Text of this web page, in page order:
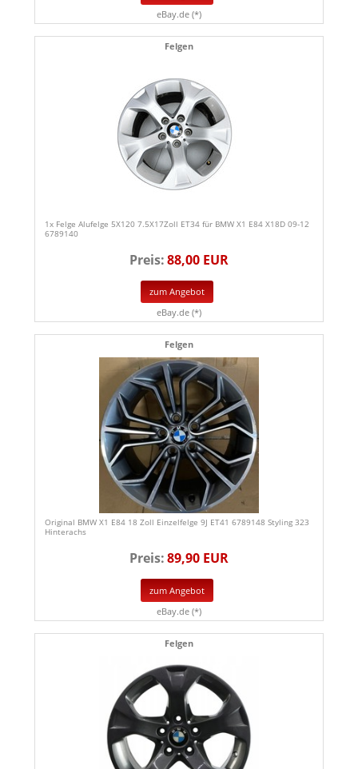
eBay.de (*)
Felgen
1x Felge Alufelge 5X120 7.5X17Zoll ET34 für BMW X1 E84 X18D 09-12
6789140
Preis:88,00 EUR
zum Angebot
eBay.de (*)
Felgen
Original BMW X1 E84 18 Zoll Einzelfelge 9J ET41 6789148 Styling 323
Hinterachs
Preis:89,90 EUR
zum Angebot
eBay.de (*)
Felgen